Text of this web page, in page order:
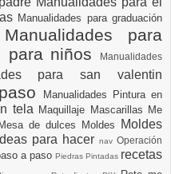
Manualidades para graduación
Manualidades para
para niños
Manualidades
para san valentin
Manualidades Pintura en
tela Maquillaje Mascarillas Me
Mesa de dulces Moldes
Moldes
para hacer nav Operación
a paso Piedras Pintadas recetas